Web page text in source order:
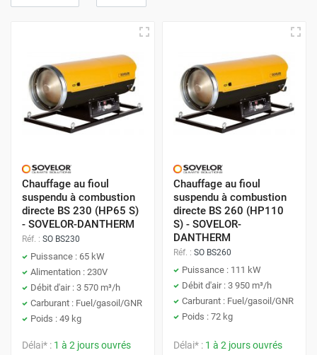
Chauffage au fioul
suspendu à combustion
directe BS 230 (HP65 S)
- SOVELOR-DANTHERM
Réf. : SO BS230
Puissance : 65 kW
Alimentation : 230V
Débit d'air : 3 570 m³/h
Carburant : Fuel/gasoil/GNR
Poids : 49 kg
Délai* : 1 à 2 jours ouvrés
Chauffage au fioul
suspendu à combustion
directe BS 260 (HP110
S) - SOVELOR-
DANTHERM
Réf. : SO BS260
Puissance : 111 kW
Débit d'air : 3 950 m³/h
Carburant : Fuel/gasoil/GNR
Poids : 72 kg
Délai* : 1 à 2 jours ouvrés